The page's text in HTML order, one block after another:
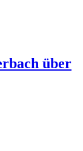
über